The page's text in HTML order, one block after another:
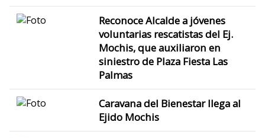
Reconoce Alcalde a jóvenes
voluntarias rescatistas del Ej.
Mochis, que auxiliaron en
siniestro de Plaza Fiesta Las
Palmas
Caravana del Bienestar llega al
Ejido Mochis